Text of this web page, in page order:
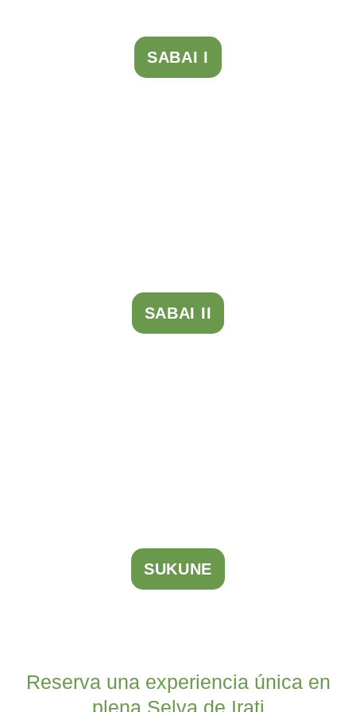
SABAI I
SABAI II
SUKUNE
Reserva una experiencia única en
plena Selva de Irati